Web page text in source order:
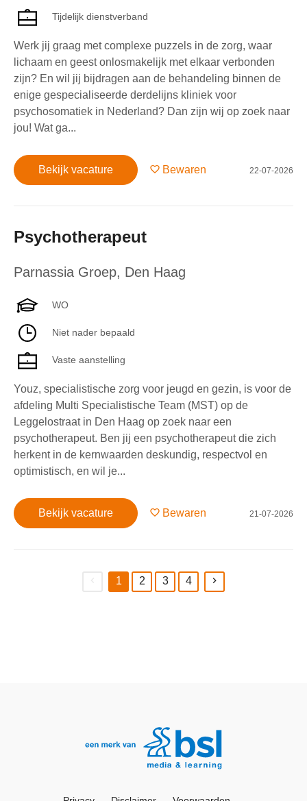
Tijdelijk dienstverband
Werk jij graag met complexe puzzels in de zorg, waar
lichaam en geest onlosmakelijk met elkaar verbonden
zijn? En wil jij bijdragen aan de behandeling binnen de
enige gespecialiseerde derdelijns kliniek voor
psychosomatiek in Nederland? Dan zijn wij op zoek naar
jou! Wat ga...
Bekijk vacature Bewaren 22-07-2026
Psychotherapeut
Parnassia Groep, Den Haag
WO
Niet nader bepaald
Vaste aanstelling
Youz, specialistische zorg voor jeugd en gezin, is voor de
afdeling Multi Specialistische Team (MST) op de
Leggelostraat in Den Haag op zoek naar een
psychotherapeut. Ben jij een psychotherapeut die zich
herkent in de kernwaarden deskundig, respectvol en
optimistisch, en wil je...
Bekijk vacature Bewaren 21-07-2026
1
2 3 4